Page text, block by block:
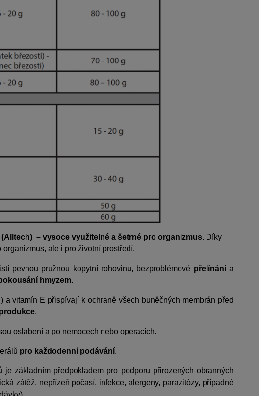
– vysoce využitelné a šetrné pro organizmus. Díky
ale i pro životní prostředí.
pevnou pružnou kopytní rohovinu, bezproblémové přelínánía
hmyzem.
vitamín E přispívají k ochraně všech buněčných membrán před
.
oslabení a po nemocech nebo operacích.
pro každodenní podávání.
základním předpokladem pro podporu přirozených obranných
zátěž, nepřízeň počasí, infekce, alergeny, parazitózy, případné